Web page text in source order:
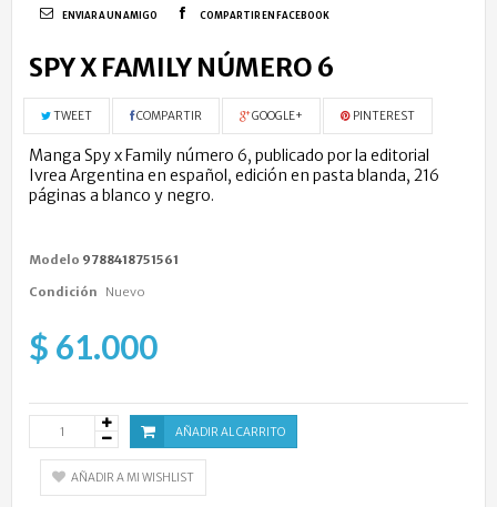
ENVIAR A UN AMIGO COMPARTIR EN FACEBOOK
SPY X FAMILY NÚMERO 6
TWEET COMPARTIR GOOGLE+ PINTEREST
Manga Spy x Family número 6, publicado por la editorial
Ivrea Argentina en español, edición en pasta blanda, 216
páginas a blanco y negro.
Modelo 9788418751561
Condición Nuevo
$ 61.000
AÑADIR AL CARRITO
AÑADIR A MI WISHLIST